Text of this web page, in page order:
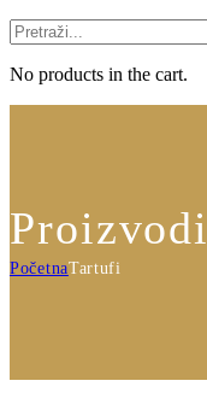
No products in the cart.
Proizvodi
PočetnaTartufi